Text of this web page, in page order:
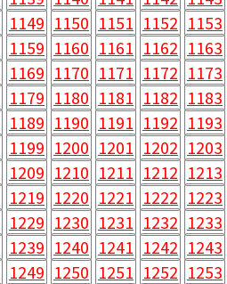
1149 1150 1151 1152 1153
1159 1160 1161 1162 1163
1169 1170 1171 1172 1173
1179 1180 1181 1182 1183
1189 1190 1191 1192 1193
1199 1200 1201 1202 1203
1209 1210 1211 1212 1213
1219 1220 1221 1222 1223
1229 1230 1231 1232 1233
1239 1240 1241 1242 1243
1249 1250 1251 1252 1253